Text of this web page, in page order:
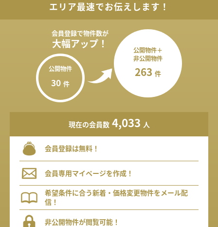
エリア最速でお伝えします！
会員登録で物件数が
大幅アップ！
公開物件
30 件
公開物件＋
非公開物件
263 件
現在の会員数 4,033 人
会員登録は無料！
会員専用マイページを作成！
希望条件に合う新着・価格変更物件をメール配
信！
非公開物件が閲覧可能！